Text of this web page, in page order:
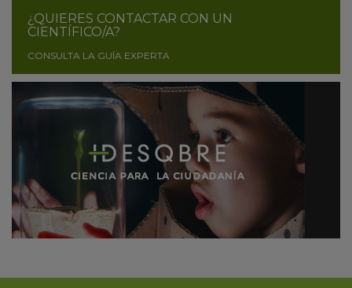
¿QUIERES CONTACTAR CON UN
CIENTÍFICO/A?
CONSULTA LA GUÍA EXPERTA